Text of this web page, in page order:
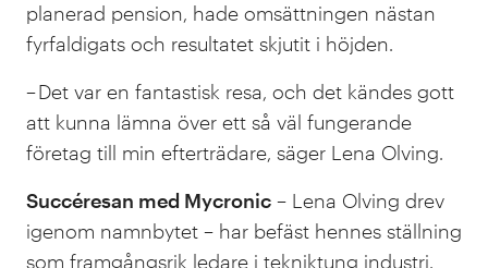
planerad pension, hade omsättningen nästan
fyrfaldigats och resultatet skjutit i höjden.
– Det var en fantastisk resa, och det kändes gott
att kunna lämna över ett så väl fungerande
företag till min efterträdare, säger Lena Olving.
Succéresan med Mycronic – Lena Olving drev
igenom namnbytet – har befäst hennes ställning
som framgångsrik ledare i tekniktung industri.